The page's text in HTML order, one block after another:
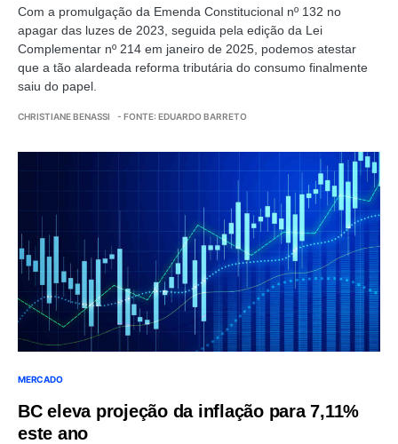
Com a promulgação da Emenda Constitucional nº 132 no
apagar das luzes de 2023, seguida pela edição da Lei
Complementar nº 214 em janeiro de 2025, podemos atestar
que a tão alardeada reforma tributária do consumo finalmente
saiu do papel.
CHRISTIANE BENASSI - FONTE: EDUARDO BARRETO
MERCADO
BC eleva projeção da inflação para 7,11%
este ano